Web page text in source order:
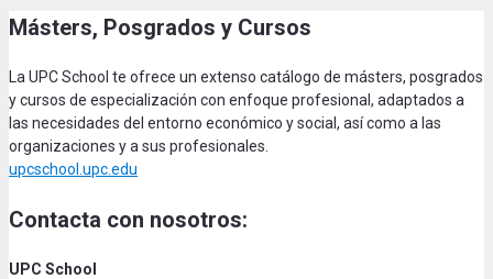
Másters, Posgrados y Cursos
La UPC School te ofrece un extenso catálogo de másters, posgrados
y cursos de especialización con enfoque profesional, adaptados a
las necesidades del entorno económico y social, así como a las
organizaciones y a sus profesionales.
upcschool.upc.edu
Contacta con nosotros:
UPC School